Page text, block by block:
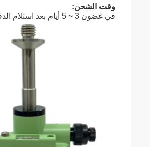
وقت الشحن:
في غضون 3 ~ 5 أيام بعد استلام الدفع